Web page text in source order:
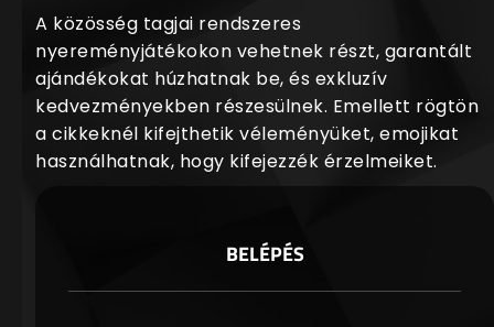
A közösség tagjai rendszeres
nyereményjátékokon vehetnek részt, garantált
ajándékokat húzhatnak be, és exkluzív
kedvezményekben részesülnek. Emellett rögtön
a cikkeknél kifejthetik véleményüket, emojikat
használhatnak, hogy kifejezzék érzelmeiket.
BELÉPÉS